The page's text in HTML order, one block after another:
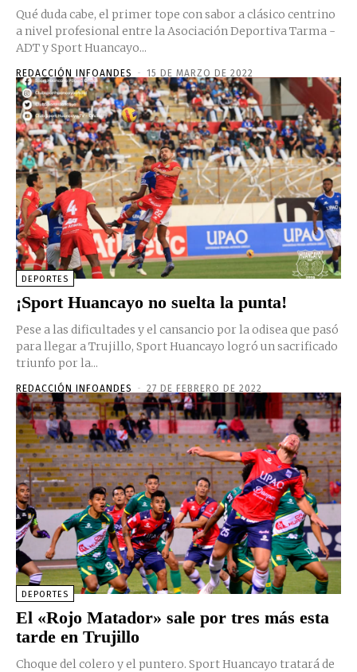
Qué duda cabe, el primer tope con sabor a clásico centrino
a nivel profesional entre la Asociación Deportiva Tarma -
ADT y Sport Huancayo...
REDACCIÓN INFOANDES - 15 DE MARZO DE 2022
DEPORTES
¡Sport Huancayo no suelta la punta!
Pese a las dificultades y el cansancio por la odisea que pasó
para llegar a Trujillo, Sport Huancayo logró un sacrificado
triunfo por la...
REDACCIÓN INFOANDES - 27 DE FEBRERO DE 2022
DEPORTES
El «Rojo Matador» sale por tres más esta
tarde en Trujillo
Choque del colero y el puntero. Sport Huancayo tratará de